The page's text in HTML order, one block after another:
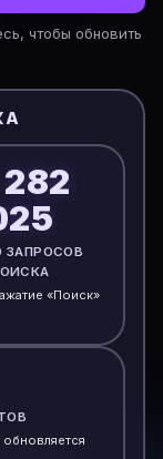
чтобы обновить
ЗАПРОСОВ
«Поиск»